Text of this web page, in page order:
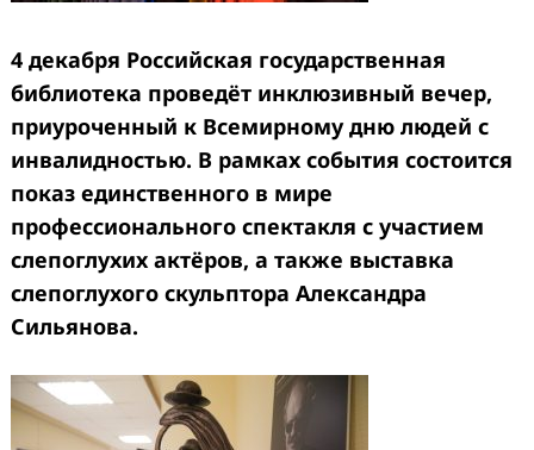
4 декабря Российская государственная
библиотека проведёт инклюзивный вечер,
приуроченный к Всемирному дню людей с
инвалидностью. В рамках события состоится
показ единственного в мире
профессионального спектакля с участием
слепоглухих актёров, а также выставка
слепоглухого скульптора Александра
Сильянова.